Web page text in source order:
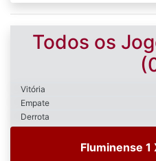
Todos os
Vitória
Empate
Derrota
Fluminense 1